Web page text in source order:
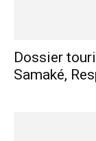
Dossier
Samaké,